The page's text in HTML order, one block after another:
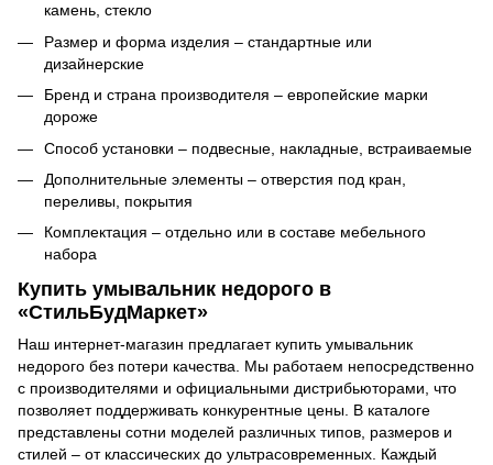
камень, стекло
Размер и форма изделия – стандартные или
дизайнерские
Бренд и страна производителя – европейские марки
дороже
Способ установки – подвесные, накладные, встраиваемые
Дополнительные элементы – отверстия под кран,
переливы, покрытия
Комплектация – отдельно или в составе мебельного
набора
Купить умывальник недорого в
«СтильБудМаркет»
Наш интернет-магазин предлагает купить умывальник
недорого без потери качества. Мы работаем непосредственно
с производителями и официальными дистрибьюторами, что
позволяет поддерживать конкурентные цены. В каталоге
представлены сотни моделей различных типов, размеров и
стилей – от классических до ультрасовременных. Каждый